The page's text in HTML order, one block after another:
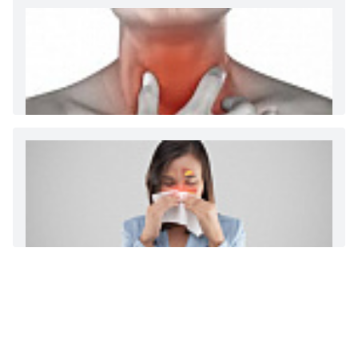
Диета 7 стол при заболеваниях почек (острый и
Ларингит: все о ларингите и его лечении. Как
спасти свой голос.